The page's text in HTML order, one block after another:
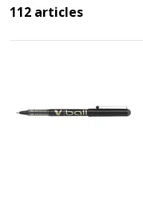
112 articles